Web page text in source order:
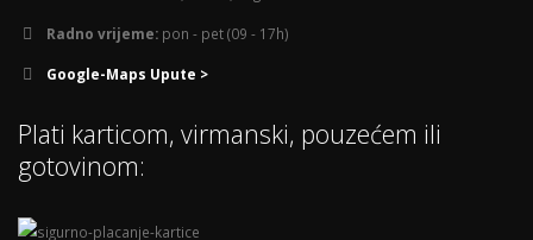
Radno vrijeme: pon - pet (09 - 17h)
Google-Maps Upute >
Plati karticom, virmanski, pouzećem ili
gotovinom: